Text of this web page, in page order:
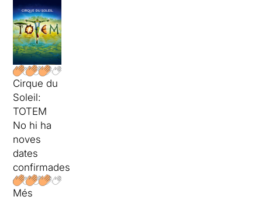
Cirque du
Soleil:
TOTEM
No hi ha
noves
dates
confirmades
Més